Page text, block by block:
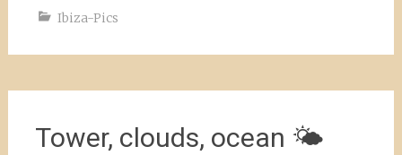
Ibiza-Pics
Tower, clouds, ocean 🌤